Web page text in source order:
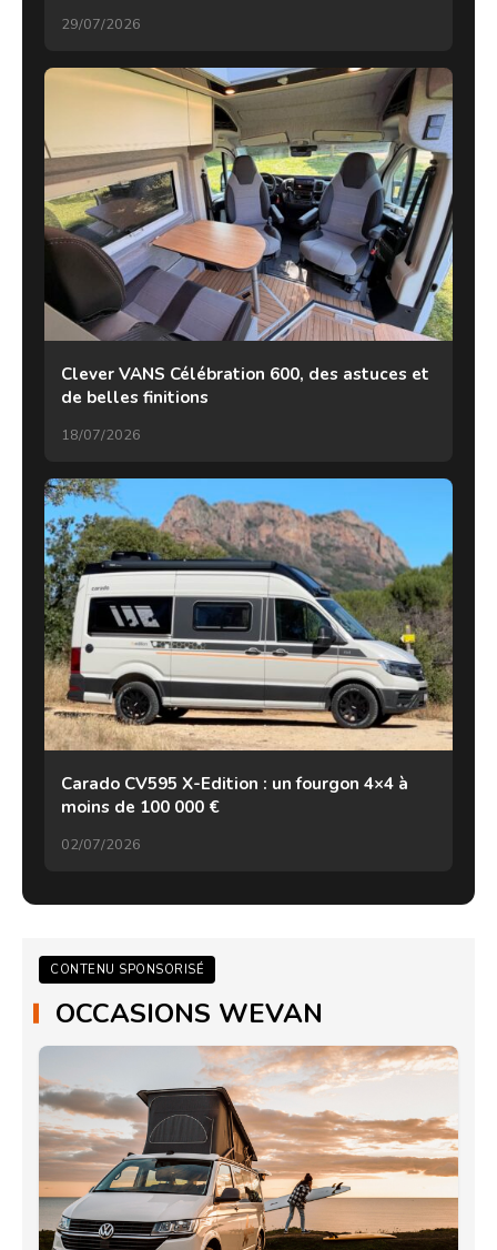
29/07/2026
Clever VANS Célébration 600, des astuces et
de belles finitions
18/07/2026
Carado CV595 X-Edition : un fourgon 4×4 à
moins de 100 000 €
02/07/2026
CONTENU SPONSORISÉ
OCCASIONS WEVAN